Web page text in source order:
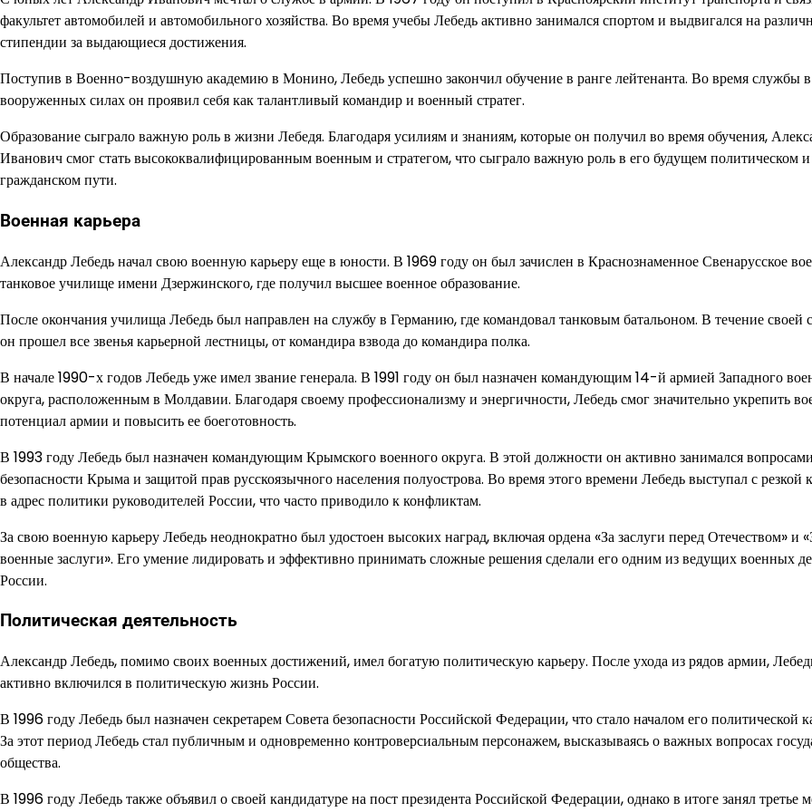
факультет автомобилей и автомобильного хозяйства. Во время учебы Лебедь активно занимался спортом и выдвигался на
стипендии за выдающиеся достижения.
Поступив в Военно-воздушную академию в Монино, Лебедь успешно закончил обучение в ранге лейтенанта. Во время службы в
вооруженных силах он проявил себя как талантливый командир и военный стратег.
Образование сыграло важную роль в жизни Лебедя. Благодаря усилиям и знаниям, которые он получил во время обучения,
Иванович смог стать высококвалифицированным военным и стратегом, что сыграло важную роль в его будущем политическом и
гражданском пути.
Военная карьера
Александр Лебедь начал свою военную карьеру еще в юности. В 1969 году он был зачислен в Краснознаменное Свенарусское
танковое училище имени Дзержинского, где получил высшее военное образование.
После окончания училища Лебедь был направлен на службу в Германию, где командовал танковым батальоном. В течение своей
он прошел все звенья карьерной лестницы, от командира взвода до командира полка.
В начале 1990-х годов Лебедь уже имел звание генерала. В 1991 году он был назначен командующим 14-й армией Западного
округа, расположенным в Молдавии. Благодаря своему профессионализму и энергичности, Лебедь смог значительно укрепить
потенциал армии и повысить ее боеготовность.
В 1993 году Лебедь был назначен командующим Крымского военного округа. В этой должности он активно занимался вопросами
безопасности Крыма и защитой прав русскоязычного населения полуострова. Во время этого времени Лебедь выступал с резкой
в адрес политики руководителей России, что часто приводило к конфликтам.
За свою военную карьеру Лебедь неоднократно был удостоен высоких наград, включая ордена «За заслуги перед Отечеством» и
военные заслуги». Его умение лидировать и эффективно принимать сложные решения сделали его одним из ведущих военных
России.
Политическая деятельность
Александр Лебедь, помимо своих военных достижений, имел богатую политическую карьеру. После ухода из рядов армии,
активно включился в политическую жизнь России.
В 1996 году Лебедь был назначен секретарем Совета безопасности Российской Федерации, что стало началом его политической
За этот период Лебедь стал публичным и одновременно контроверсиальным персонажем, высказываясь о важных вопросах
общества.
В 1996 году Лебедь также объявил о своей кандидатуре на пост президента Российской Федерации, однако в итоге занял третье